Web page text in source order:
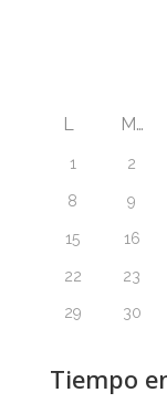
L M
1 2
8 9
15 16
22 23
29 30
Tiempo